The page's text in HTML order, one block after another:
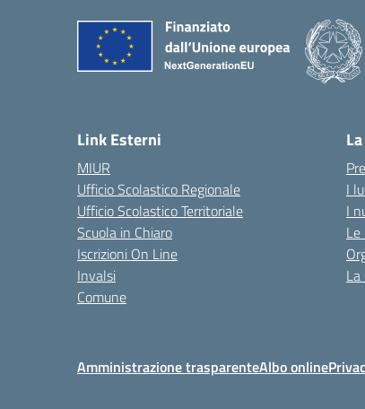
Link Esterni
MIUR
Ufficio Scolastico Regionale
Ufficio Scolastico Territoriale
Scuola in Chiaro
Iscrizioni On Line
Invalsi
Comune
I
I
Amministrazione trasparenteAlbo online